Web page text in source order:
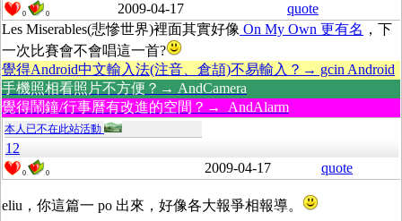
0 0 2009-04-17
quote
Les Miserables(悲慘世界)裡面其實好像 On My Own 更有名 ，下
一次比賽會不會唱這一首?
覺得Android中文輸入法(注音、倉頡)不易輸入？→ gcin Android
手機照相看照片不方便？→ AndCamera
覺得鬧鐘/行事曆有改進的空間？→ AndAlarm
本人已不在此站活動
12
0 0 2009-04-17 quote
eliu，你這篇一 po 出來，好像各大報爭相報導。